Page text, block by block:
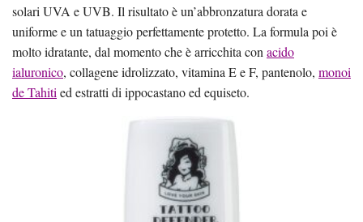
solari UVA e UVB. Il risultato è un’abbronzatura dorata e
uniforme e un tatuaggio perfettamente protetto. La formula poi è
molto idratante, dal momento che è arricchita con acido
ialuronico, collagene idrolizzato, vitamina E e F, pantenolo, monoi
de Tahiti ed estratti di ippocastano ed equiseto.